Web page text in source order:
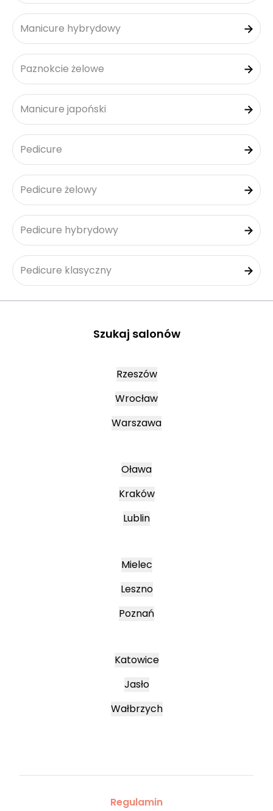
Manicure hybrydowy
Paznokcie żelowe
Manicure japoński
Pedicure
Pedicure żelowy
Pedicure hybrydowy
Pedicure klasyczny
Szukaj salonów
Rzeszów
Wrocław
Warszawa
Oława
Kraków
Lublin
Mielec
Leszno
Poznań
Katowice
Jasło
Wałbrzych
Regulamin